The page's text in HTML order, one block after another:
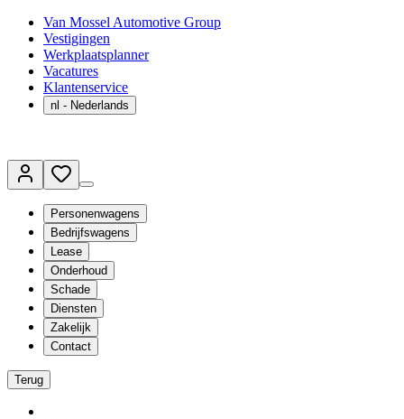
Van Mossel Automotive Group
Vestigingen
Werkplaatsplanner
Vacatures
Klantenservice
nl - Nederlands
Personenwagens
Bedrijfswagens
Lease
Onderhoud
Schade
Diensten
Zakelijk
Contact
Terug